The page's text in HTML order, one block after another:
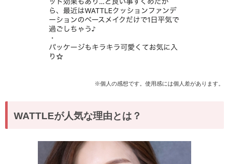
※個人の感想です。使用感には個人差があります。
WATTLEが人気な理由とは？